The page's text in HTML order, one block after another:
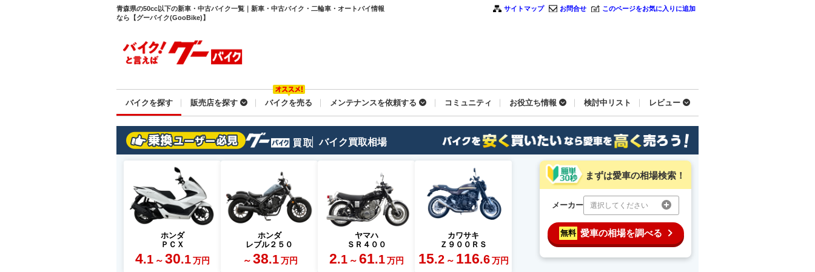
青森県の50cc以下の新車・中古バイク一覧｜新車・中古バイク・二輪車・オートバイ情報
なら【グーバイク(GooBike)】
サイトマップ お問合せ このページをお気に入りに追加
バイクを探す 販売店を探す バイクを売る メンテナンスを依頼する コミュニティ お役立ち情報 検討中リスト レビュー
バイク買取相場
ホンダ
ＰＣＸ
4.1 ～ 30.1 万円
ホンダ
レブル２５０
～ 38.1 万円
ヤマハ
ＳＲ４００
2.1 ～ 61.1 万円
カワサキ
Ｚ９００ＲＳ
15.2 ～ 116.6 万円
まずは愛車の相場検索！
メーカー 選択してください
無料 愛車の相場を調べる